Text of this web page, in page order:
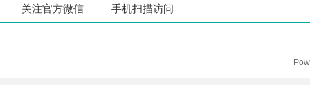
关注官方微信 手机扫描访问